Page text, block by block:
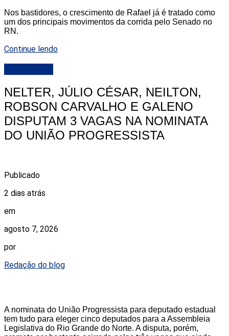
Nos bastidores, o crescimento de Rafael já é tratado como
um dos principais movimentos da corrida pelo Senado no
RN.
Continue lendo
NELTER, JÚLIO CÉSAR, NEILTON,
ROBSON CARVALHO E GALENO
DISPUTAM 3 VAGAS NA NOMINATA
DO UNIÃO PROGRESSISTA
Publicado
2 dias atrás
em
agosto 7, 2026
por
Redação do blog
A nominata do União Progressista para deputado estadual
tem tudo para eleger cinco deputados para a Assembleia
Legislativa do Rio Grande do Norte. A disputa, porém,